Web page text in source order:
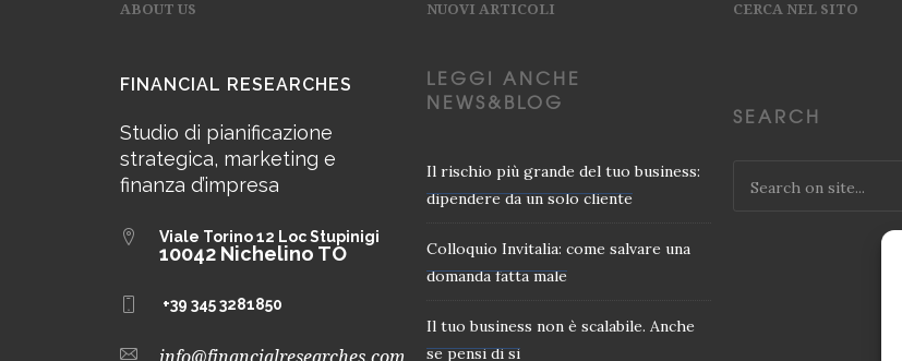
ABOUT US
FINANCIAL RESEARCHES
Studio di pianificazione
strategica, marketing e
finanza d’impresa
Viale Torino 12 Loc Stupinigi
10042 Nichelino TO
+39 345 3281850
NUOVI ARTICOLI
LEGGI ANCHE
NEWS&BLOG
Il rischio più grande del tuo business:
dipendere da un solo cliente
Colloquio Invitalia: come salvare una
domanda fatta male
Il tuo business non è scalabile. Anche
se pensi di si
CERCA NEL SITO
SEARCH